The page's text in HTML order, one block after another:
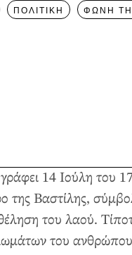
ΠΟΛΙΤΙΚΗ ΦΩΝΗ
14 Ιούλη του
Βαστίλης,
του λαού.
του ανθρώπου